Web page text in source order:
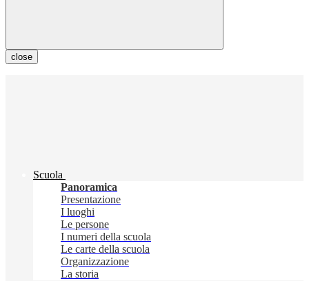
close
Scuola
Panoramica
Presentazione
I luoghi
Le persone
I numeri della scuola
Le carte della scuola
Organizzazione
La storia